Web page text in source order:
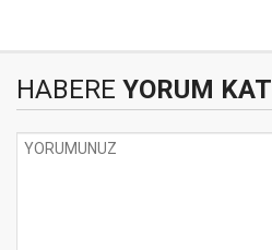
HABERE YORUM KAT